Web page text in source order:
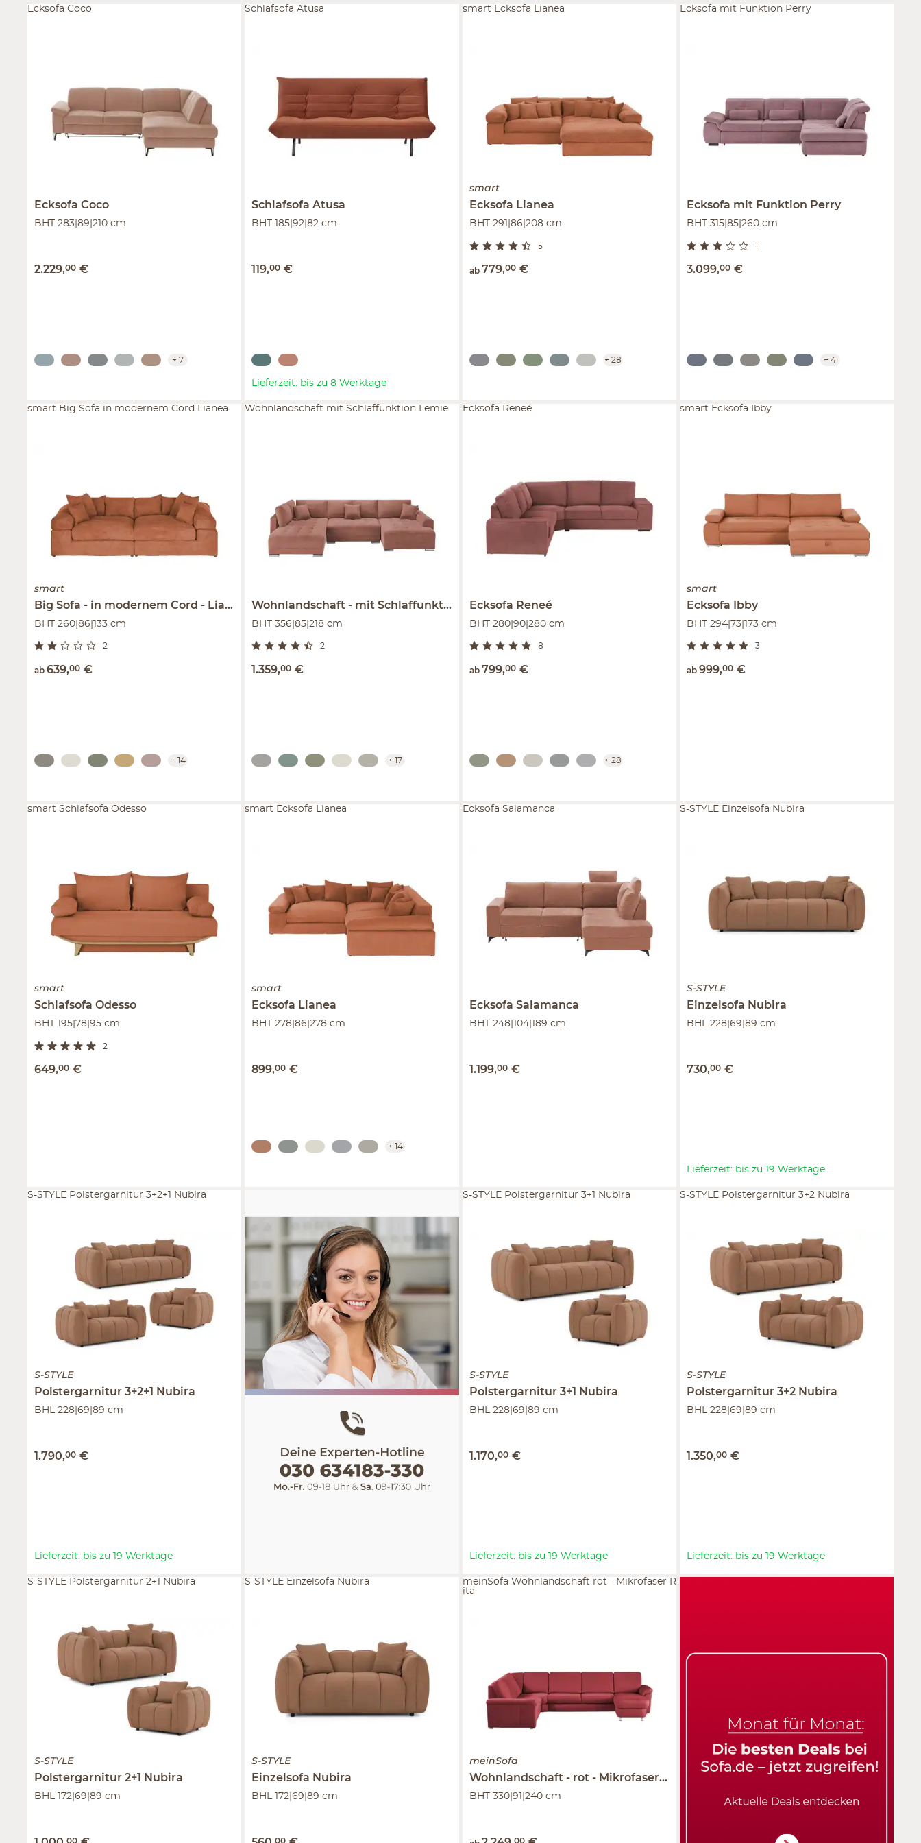
EcksofaCoco
BHT 283|89|210 cm
2.229,00 €
Ecksofa Coco
+7
SchlafsofaAtusa
BHT 185|92|82 cm
119,00 €
Schlafsofa Atusa
Lieferzeit: bis zu 8 Werktage
smart
Ecksofa Lianea
BHT 291|86|208 cm
5
ab 779,00 €
smart Ecksofa Lianea
+ 28
Ecksofa mit Funktion Perry
BHT 315|85|260 cm
1
3.099,00 €
Ecksofa mit Funktion Perry
+4
smart
Big Sofa in modernem Cord Lianea
BHT 260|86|133 cm
2
ab 639,00 €
smart Big Sofa in modernem Cord Lianea
+ 14
Wohnlandschaft mit Schlaffunktion Lemie
BHT 356|85|218 cm
2
1.359,00 €
Wohnlandschaft mit Schlaffunktion Lemie
+17
Ecksofa Reneé
BHT 280|90|280 cm
8
ab 799,00 €
Ecksofa Reneé
+ 28
smart
Ecksofa Ibby
BHT 294|73|173 cm
3
ab 999,00 €
smart Ecksofa Ibby
smart
SchlafsofaOdesso
BHT 195|78|95 cm
2
649,00 €
smart Schlafsofa Odesso
smart
Ecksofa Lianea
BHT 278|86|278 cm
899,00 €
smart Ecksofa Lianea
+ 14
Ecksofa Salamanca
BHT 248|104|189 cm
1.199,00 €
Ecksofa Salamanca
S-STYLE
Einzelsofa Nubira
BHL 228|69|89 cm
730,00 €
S-STYLE Einzelsofa Nubira
Lieferzeit: bis zu 19 Werktage
S-STYLE
Polstergarnitur 3+2+1 Nubira
BHL 228|69|89 cm
1.790,00 €
S-STYLE Polstergarnitur 3+2+1 Nubira
Lieferzeit: bis zu 19 Werktage
S-STYLE
Polstergarnitur 3+1 Nubira
BHL 228|69|89 cm
1.170,00 €
S-STYLE Polstergarnitur 3+1 Nubira
Lieferzeit: bis zu 19 Werktage
S-STYLE
Polstergarnitur 3+2 Nubira
BHL 228|69|89 cm
1.350,00 €
S-STYLE Polstergarnitur 3+2 Nubira
Lieferzeit: bis zu 19 Werktage
S-STYLE
Polstergarnitur 2+1 Nubira
BHL 172|69|89 cm
00
S-STYLE Polstergarnitur 2+1 Nubira
S-STYLE
Einzelsofa Nubira
BHL 172|69|89 cm
00
S-STYLE Einzelsofa Nubira
meinSofa
Wohnlandschaft rot - Mikrofaser
BHT 330|91|240 cm
00
meinSofa Wohnlandschaft rot - Mikrofaser R
ita